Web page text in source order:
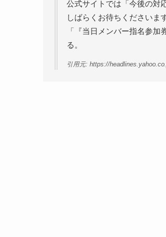
公式サイトでは「今後の対
しばらくお待ちくださいま
「『当日メンバー指名参
る。
引用元: https://